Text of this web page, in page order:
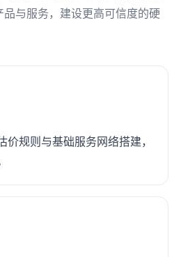
与服务，建设更高可信度的硬
价规则与基础服务网络搭建，